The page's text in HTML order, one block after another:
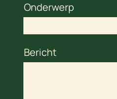
Onderwerp
Bericht